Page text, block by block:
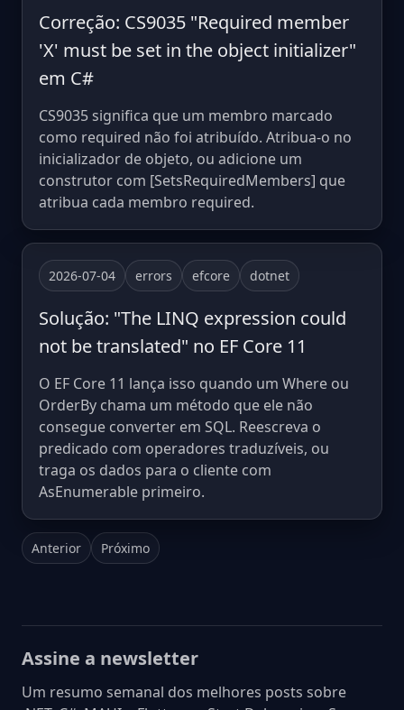
Correção: CS9035 "Required member
'X' must be set in the object initializer"
em C#
CS9035 significa que um membro marcado
como required não foi atribuído. Atribua-o no
inicializador de objeto, ou adicione um
construtor com [SetsRequiredMembers] que
atribua cada membro required.
2026-07-04 errors efcore dotnet
Solução: "The LINQ expression could
not be translated" no EF Core 11
O EF Core 11 lança isso quando um Where ou
OrderBy chama um método que ele não
consegue converter em SQL. Reescreva o
predicado com operadores traduzíveis, ou
traga os dados para o cliente com
AsEnumerable primeiro.
Anterior Próximo
Assine a newsletter
Um resumo semanal dos melhores posts sobre